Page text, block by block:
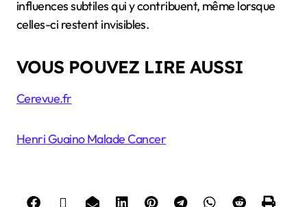
influences subtiles qui y contribuent, même lorsque
celles-ci restent invisibles.
VOUS POUVEZ LIRE AUSSI
Cerevue.fr
Henri Guaino Malade Cancer